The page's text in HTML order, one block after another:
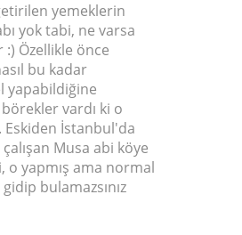
yemeklerin
yok tabi, ne varsa
Özellikle önce
bu kadar
yapabildiğine
börekler vardı ki o
Eskiden İstanbul'da
Musa abi köye
o yapmış ama normal
bulamazsınız